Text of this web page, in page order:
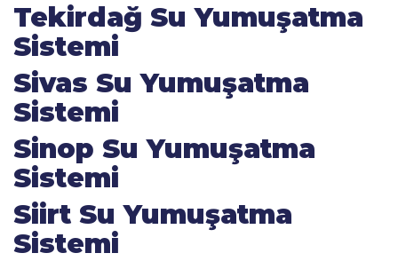
Tekirdağ Su Yumuşatma
Sistemi
Sivas Su Yumuşatma
Sistemi
Sinop Su Yumuşatma
Sistemi
Siirt Su Yumuşatma
Sistemi